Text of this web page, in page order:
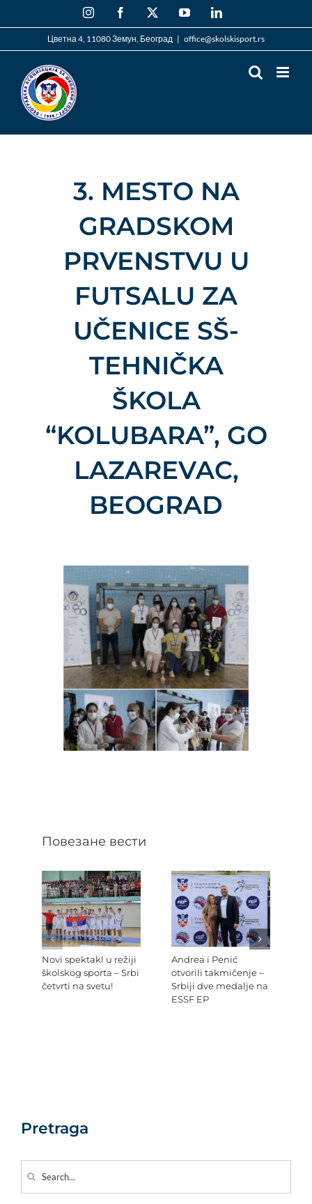
InstagramFacebook YouTubeLinkedIn
Цветна 4, 11080 Земун, Београд | office@skolskisport.rs
3. MESTO NA
GRADSKOM
PRVENSTVU U
FUTSALU ZA
UČENICE SŠ-
TEHNIČKA
ŠKOLA
“KOLUBARA”, GO
LAZAREVAC,
BEOGRAD
Повезане вести
Novi spektakl u režiji
školskog sporta – Srbi
četvrti na svetu!
Andrea i Penić
otvorili takmičenje –
Srbiji dve medalje na
ESSF EP
Pretraga
for: